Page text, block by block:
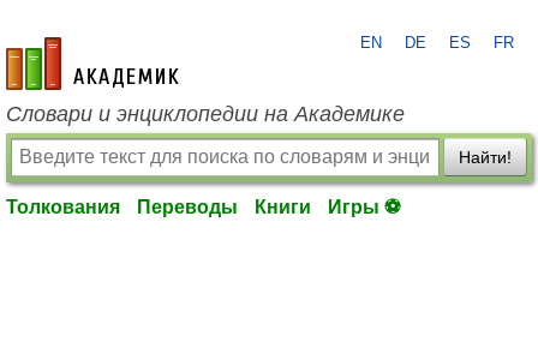
academic.ru
EN DE ES FR
Словари и энциклопедии на Академике
Найти!
Толкования Переводы Книги Игры ⚽